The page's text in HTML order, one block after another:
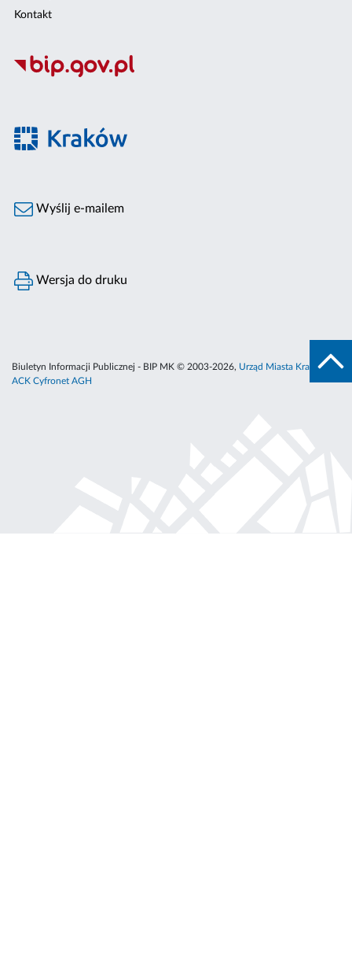
Kontakt
Wyślij e-mailem
Wersja do druku
Biuletyn Informacji Publicznej - BIP MK © 2003-2026, Urząd Miasta Krakowa
ACK Cyfronet AGH